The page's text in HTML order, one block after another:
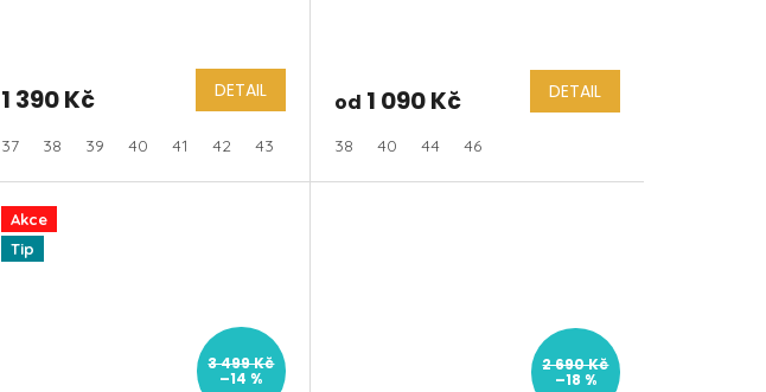
45 46 47
1 390 Kč DETAIL
37 38 39 40 41 42 43 45 46 47
od 1 090 Kč DETAIL
38 40 44 46
Akce
Tip
3 499 Kč
–14 %
2 690 Kč
–18 %